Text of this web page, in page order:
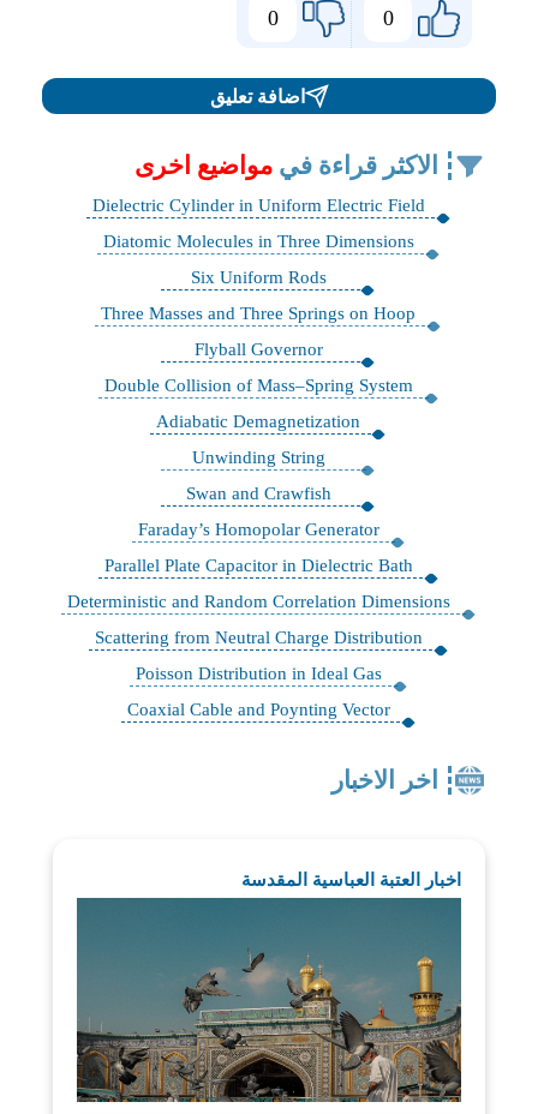
0
0
اضافة تعليق
الاكثر قراءة في مواضيع اخرى
Dielectric Cylinder in Uniform Electric Field
Diatomic Molecules in Three Dimensions
Six Uniform Rods
Three Masses and Three Springs on Hoop
Flyball Governor
Double Collision of Mass–Spring System
Adiabatic Demagnetization
Unwinding String
Swan and Crawfish
Faraday’s Homopolar Generator
Parallel Plate Capacitor in Dielectric Bath
Deterministic and Random Correlation Dimensions
Scattering from Neutral Charge Distribution
Poisson Distribution in Ideal Gas
Coaxial Cable and Poynting Vector
اخر الاخبار
اخبار العتبة العباسية المقدسة